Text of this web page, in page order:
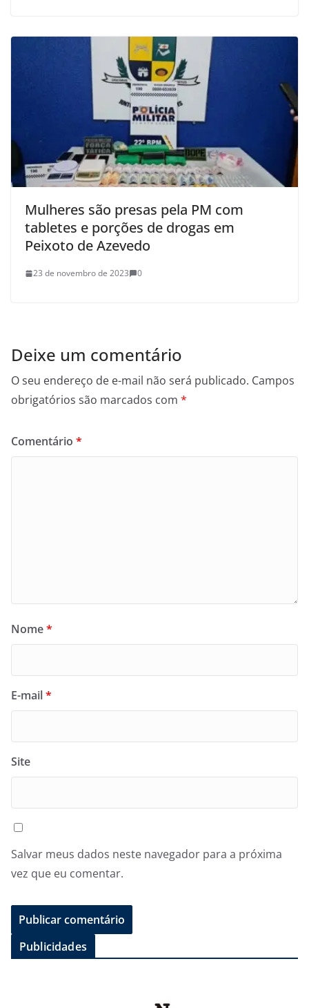
Mulheres são presas pela PM com
tabletes e porções de drogas em
Peixoto de Azevedo
23 de novembro de 2023 0
Deixe um comentário
O seu endereço de e-mail não será publicado. Campos
obrigatórios são marcados com *
Comentário *
Nome*
E-mail*
Site
Salvar meus dados neste navegador para a próxima
vez que eu comentar.
Publicidades